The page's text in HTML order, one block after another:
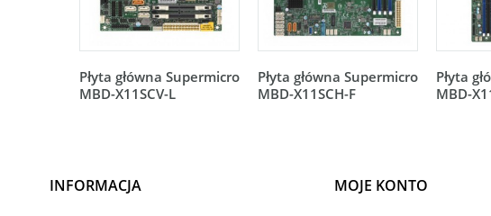
Płyta główna Supermicro
MBD-X11SCV-L
Płyta główna Supermicro
MBD-X11SCH-F
Płyta
MBD-
INFORMACJA MOJE KONTO